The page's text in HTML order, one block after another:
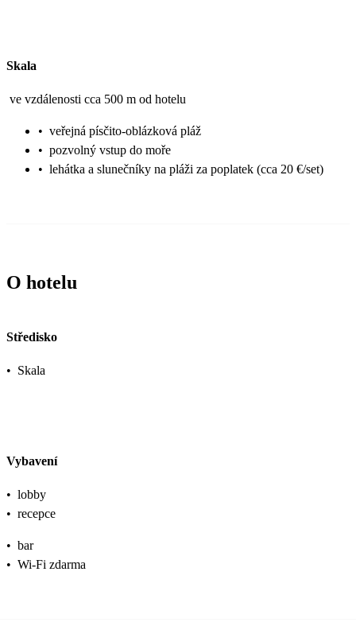
Skala
ve vzdálenosti cca 500 m od hotelu
• veřejná písčito-oblázková pláž
• pozvolný vstup do moře
• lehátka a slunečníky na pláži za poplatek (cca 20 €/set)
O hotelu
Středisko
• Skala
Vybavení
• lobby
• recepce
• bar
• Wi-Fi zdarma